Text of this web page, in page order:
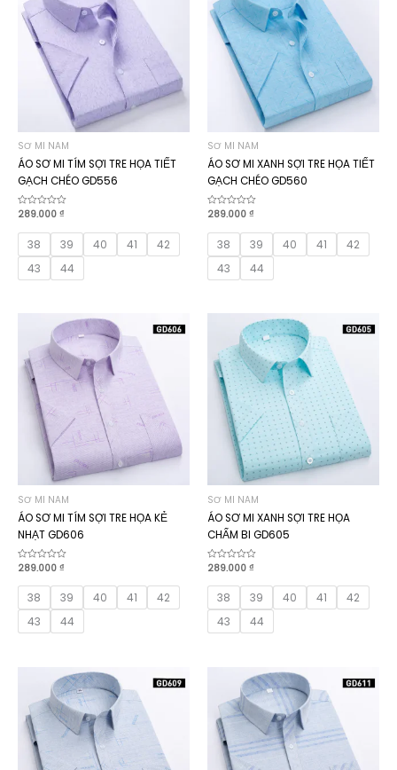
SƠ MI NAM
ÁO SƠ MI TÍM SỢI TRE HỌA TIẾT
GẠCH CHÉO GD556
Được
hạng
sao
289.000 ₫
38 39 40 41
42
43
44
SƠ MI NAM
ÁO SƠ MI XANH SỢI TRE HỌA TIẾT
GẠCH CHÉO GD560
Được
hạng
sao
289.000 ₫
38 39 40 41
42
43
44
SƠ MI NAM
ÁO SƠ MI TÍM SỢI TRE HỌA KẺ
NHẠT GD606
Được
hạng
sao
289.000 ₫
38 39 40 41
42
43
44
SƠ MI NAM
ÁO SƠ MI XANH SỢI TRE HỌA
CHẤM BI GD605
Được
hạng
sao
289.000 ₫
38 39 40 41
42
43
44